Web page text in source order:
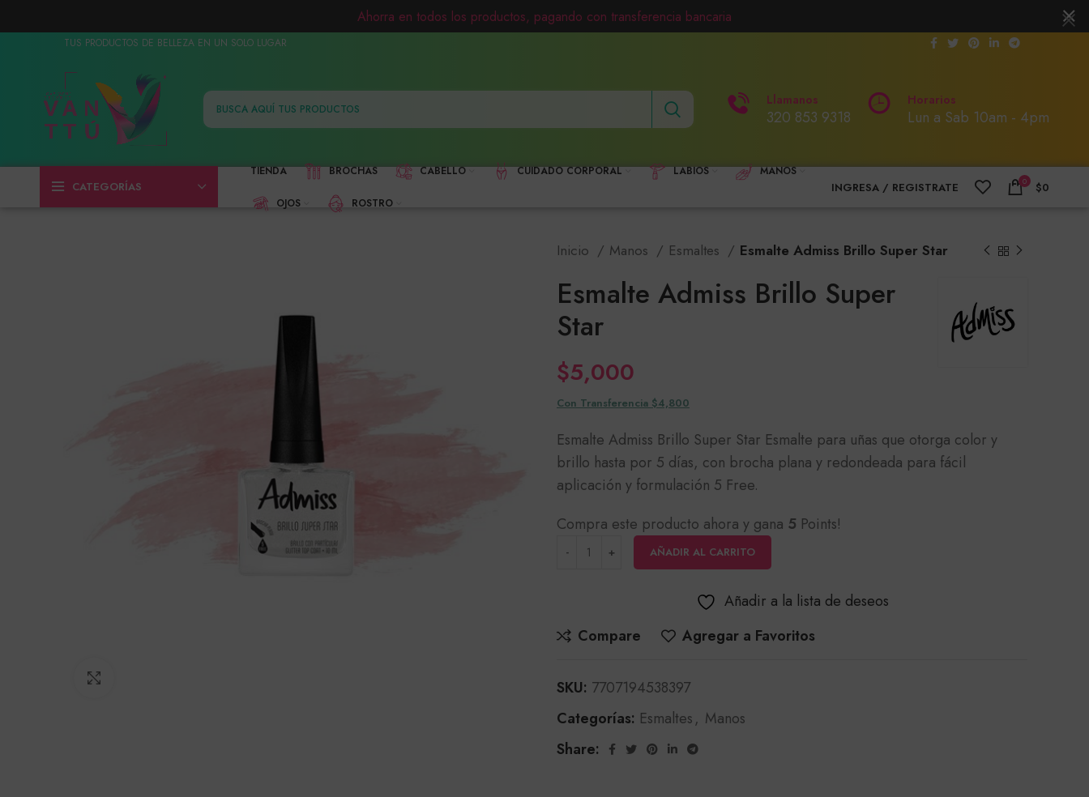
TUS PRODUCTOS DE BELLEZA EN UN SOLO LUGAR
Llamanos
320 853 9318
Horarios
Lun a Sab 10am - 4pm
CATEGORÍAS
TIENDA BROCHAS CABELLO CUIDADO CORPORAL LABIOS MANOS
OJOS ROSTRO
INGRESA / REGISTRATE 0 $0
Inicio Manos Esmaltes Esmalte Admiss Brillo Super Star
Esmalte Admiss Brillo Super
Star
$5,000
Con Transferencia $4,800
Esmalte Admiss Brillo Super Star Esmalte para uñas que otorga color y
brillo hasta por 5 días, con brocha plana y redondeada para fácil
aplicación y formulación 5 Free.
Compra este producto ahora y gana 5 Points!
AÑADIR AL CARRITO
Añadir a la lista de deseos
Compare
Agregar a Favoritos
SKU: 7707194538397
Categorías: Esmaltes, Manos
Share:
Ahorra en todos los productos, pagando con transferencia bancaria